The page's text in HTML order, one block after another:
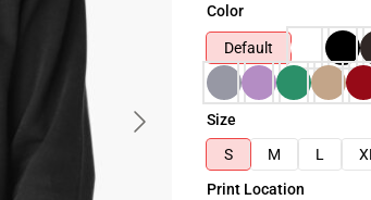
Color
Default
Size
S
M L XL
Print Location